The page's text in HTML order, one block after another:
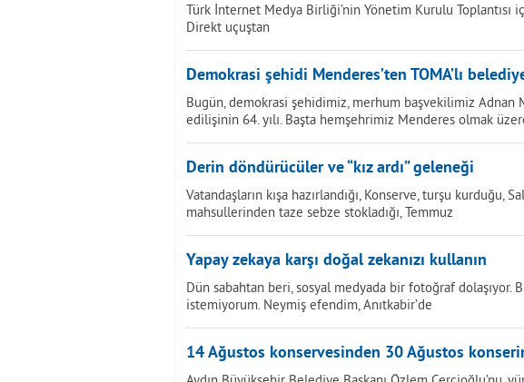
Türk İnternet Medya Birliği’nin Yönetim Kurulu Toplantısı
Direkt uçuştan
Demokrasi şehidi Menderes’ten TOMA’lı
Bugün, demokrasi şehidimiz, merhum başvekilimiz Adnan
edilişinin 64. yılı. Başta hemşehrimiz Menderes olmak
Derin döndürücüler ve “kız ardı” geleneği
Vatandaşların kışa hazırlandığı, Konserve, turşu kurduğu,
mahsullerinden taze sebze stokladığı, Temmuz
Yapay zekaya karşı doğal zekanızı kullanın
Dün sabahtan beri, sosyal medyada bir fotoğraf dolaşıyor.
istemiyorum. Neymiş efendim, Anıtkabir’de
14 Ağustos konservesinden 30 Ağustos